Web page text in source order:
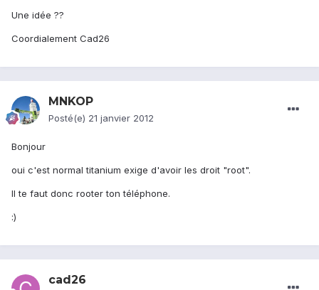
Une idée ??
Coordialement Cad26
MNKOP
Posté(e) 21 janvier 2012
Bonjour
oui c'est normal titanium exige d'avoir les droit "root".
Il te faut donc rooter ton téléphone.
:)
cad26